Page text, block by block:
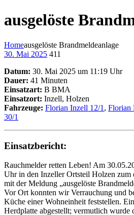
ausgelöste
Homeausgelöste Brandmeldeanlage
30. Mai 2025 411
Datum: 30. Mai 2025 um 11:19 Uhr
Dauer: 41 Minuten
Einsatzart: B BMA
Einsatzort: Inzell, Holzen
Fahrzeuge: Florian Inzell 12/1 , Florian
30/1
Einsatzbericht:
Rauchmelder retten Leben! Am
Uhr in den Inzeller Ortsteil Holzen zum
mit der Meldung „ausgelöste
Vor Ort konnten wir Verrauchung und
Küche einer Wohneinheit feststellen.
Herdplatte abgestellt; vermutlich wurde